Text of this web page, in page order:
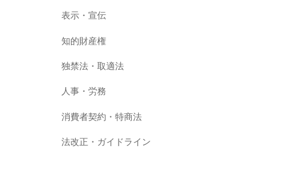
表示・宣伝
知的財産権
独禁法・取適法
人事・労務
消費者契約・特商法
法改正・ガイドライン